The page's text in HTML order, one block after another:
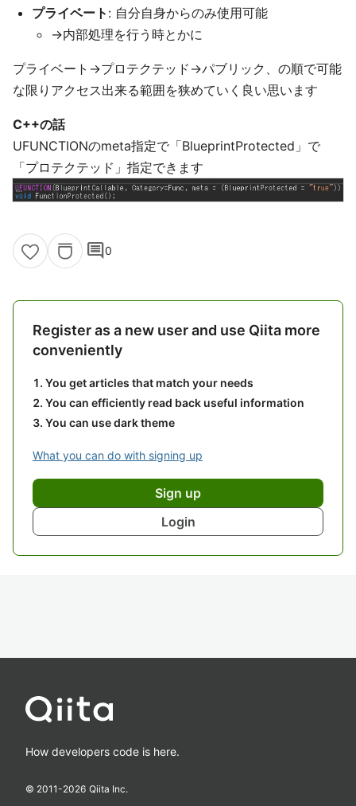
プライベート : 自分自身からのみ使用可能
→内部処理を行う時とかに
プライベート→プロテクテッド→パブリック、の順で可能
な限りアクセス出来る範囲を狭めていく良い思います
C++の話
UFUNCTIONのmeta指定で「BlueprintProtected」で
「プロテクテッド」指定できます
comment0
Register as a new user and use Qiita more
conveniently
You get articles that match your needs
You can efficiently read back useful information
You can use dark theme
What you can do with signing up
Sign up
Login
How developers code is here.
© 2011-2026 Qiita Inc.